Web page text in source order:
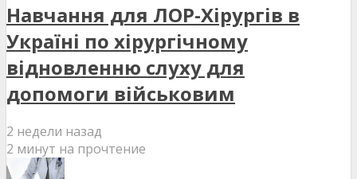
Навчання для ЛОР-Хірургів в
Україні по хірургічному
відновленню слуху для
допомоги військовим
2 недели назад
2 минут на прочтение